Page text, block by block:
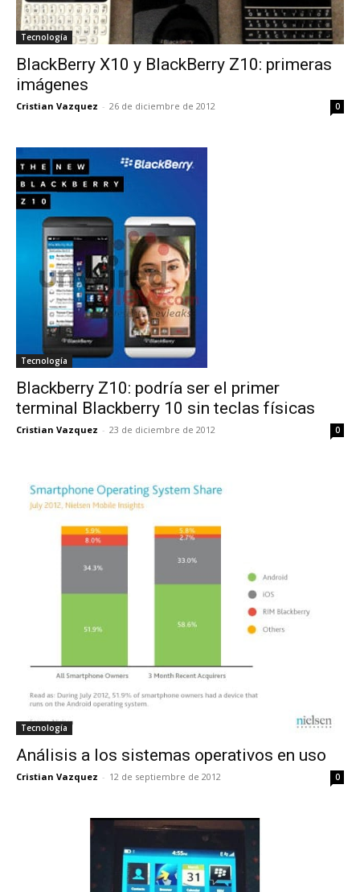
Tecnología
BlackBerry X10 y BlackBerry Z10: primeras
imágenes
Cristian Vazquez - 26 de diciembre de 2012 0
Tecnología
Blackberry Z10: podría ser el primer
terminal Blackberry 10 sin teclas físicas
Cristian Vazquez - 23 de diciembre de 2012 0
Tecnología
Análisis a los sistemas operativos en uso
Cristian Vazquez - 12 de septiembre de 2012 0